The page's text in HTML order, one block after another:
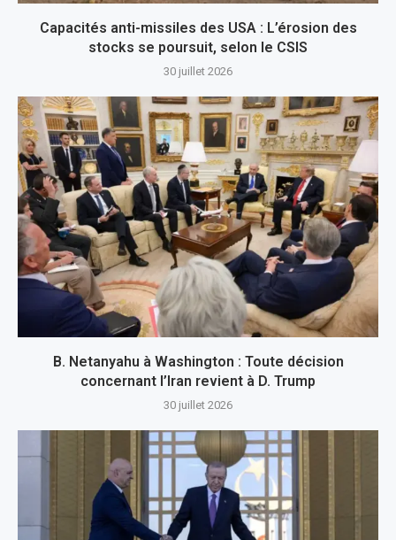
Capacités anti-missiles des USA : L’érosion des
stocks se poursuit, selon le CSIS
30 juillet 2026
B. Netanyahu à Washington : Toute décision
concernant l’Iran revient à D. Trump
30 juillet 2026